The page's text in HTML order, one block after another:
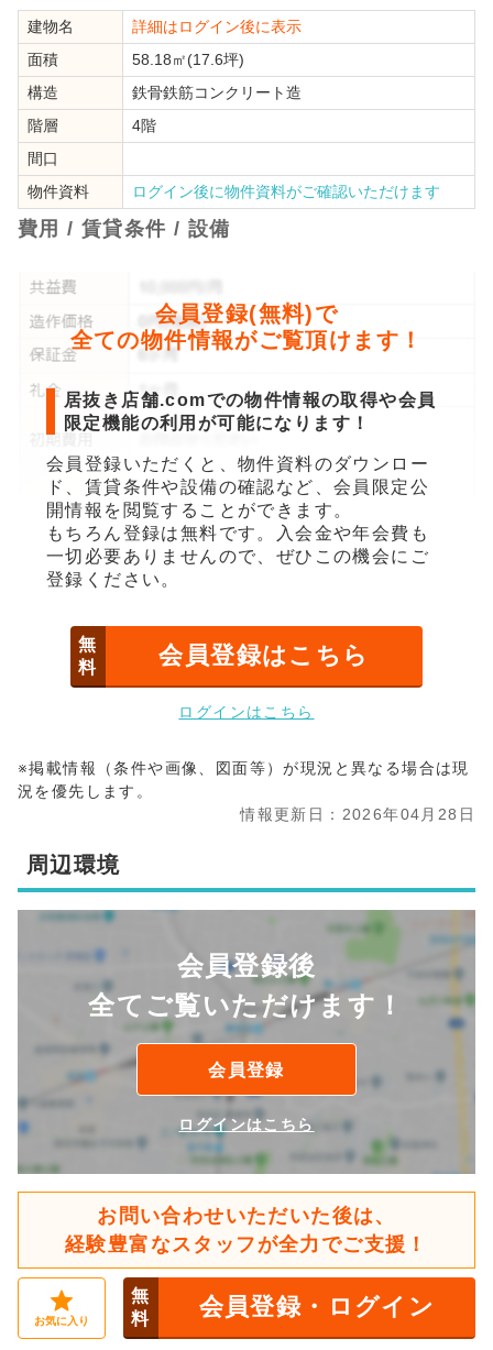
建物名
詳細はログイン後に表示
面積
58.18㎡(17.6坪)
構造
鉄骨鉄筋コンクリート造
階層
4階
間口
物件資料
ログイン後に物件資料がご確認いただけます
費用 / 賃貸条件 / 設備
会員登録(無料)で
全ての物件情報がご覧頂けます！
居抜き店舗.comでの物件情報の取得や会員
限定機能の利用が可能になります！
会員登録いただくと、物件資料のダウンロー
ド、賃貸条件や設備の確認など、会員限定公
開情報を閲覧することができます。
もちろん登録は無料です。入会金や年会費も
一切必要ありませんので、ぜひこの機会にご
登録ください。
無
料
会員登録はこちら
ログインはこちら
※掲載情報（条件や画像、図面等）が現況と異なる場合は現
況を優先します。
情報更新日：2026年04月28日
周辺環境
会員登録後
全てご覧いただけます！
会員登録
ログインはこちら
お問い合わせいただいた後は、
経験豊富なスタッフが全力でご支援！
お気に入り
無
料
会員登録・ログイン